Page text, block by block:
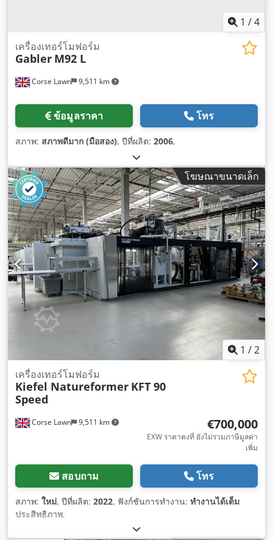
1 /4
Corse Lawn 9,511 km
เครื่องเทอร์โมฟอร์ม
Gabler M92 L
ข้อมูลราคา โทร
สภาพ: สภาพดีมาก (มือสอง), ปีที่ผลิต: 2006,
โฆษณาขนาดเล็ก
1 /2
Corse Lawn 9,511 km
เครื่องเทอร์โมฟอร์ม
Kiefel Natureformer KFT 90
Speed
€700,000
EXW ราคาคงที่ ยังไม่รวมภาษีมูลค่า
เพิ่ม
สอบถาม โทร
สภาพ: ใหม่, ปีที่ผลิต: 2022, ฟังก์ชันการทำงาน: ทำงานได้เต็ม
ประสิทธิภาพ,